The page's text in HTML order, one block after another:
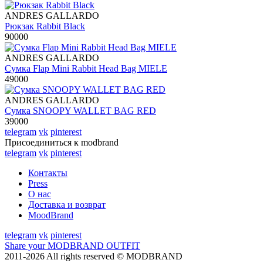
ANDRES GALLARDO
Рюкзак Rabbit Black
90000
ANDRES GALLARDO
Сумка Flap Mini Rabbit Head Bag MIELE
49000
ANDRES GALLARDO
Сумка SNOOPY WALLET BAG RED
39000
telegram vk pinterest
Присоединиться к modbrand
telegram vk pinterest
Контакты
Press
О нас
Доставка и возврат
MoodBrand
telegram vk pinterest
Share your MODBRAND OUTFIT
2011-2026 All rights reserved © MODBRAND